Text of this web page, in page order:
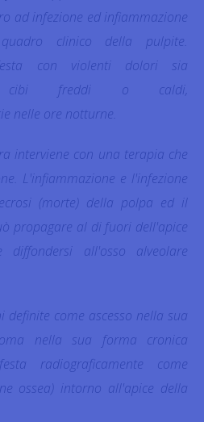
ad infezione ed infiammazione
clinico della pulpite.
con violenti dolori sia
cibi freddi o caldi,
nelle ore notturne.
interviene con una terapia che
L'infiammazione e l'infezione
(morte) della polpa ed il
propagare al di fuori dell'apice
all'osso alveolare
definite come ascesso nella sua
nella sua forma cronica
radiograficamente come
ossea) intorno all'apice della